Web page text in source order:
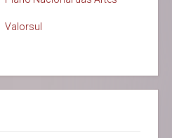
Valorsul